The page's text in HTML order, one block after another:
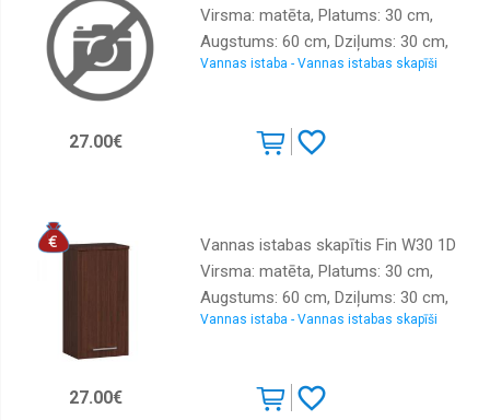
Virsma: matēta, Platums: 30 cm,
Augstums: 60 cm, Dziļums: 30 cm,
Korpusa krāsa: ozols artisan,
spoguli: nē
Vannas istaba - Vannas istabas skapīši
27.00€
Vannas istabas skapītis Fin W30 1D
Virsma: matēta, Platums: 30 cm,
Augstums: 60 cm, Dziļums: 30 cm,
Korpusa krāsa: kastanis venge,
spoguli: nē
Vannas istaba - Vannas istabas skapīši
27.00€